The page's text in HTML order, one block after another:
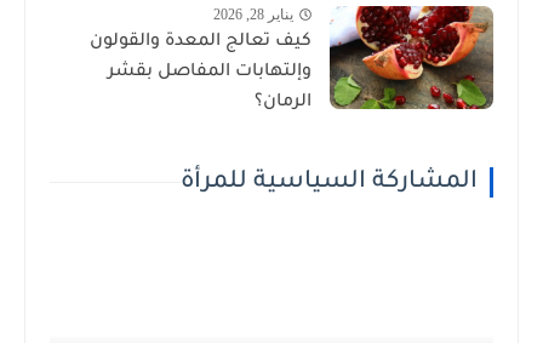
يناير 28, 2026
كيف تعالج المعدة والقولون
وإلتهابات المفاصل بقشر
الرمان؟
المشاركة السياسية للمرأة